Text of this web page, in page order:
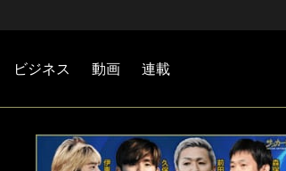
ビジネス 動画 連載